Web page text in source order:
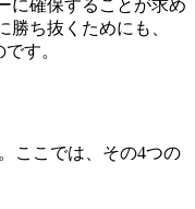
に確保することが求め
勝ち抜くためにも、
す。
ここでは、その4つの